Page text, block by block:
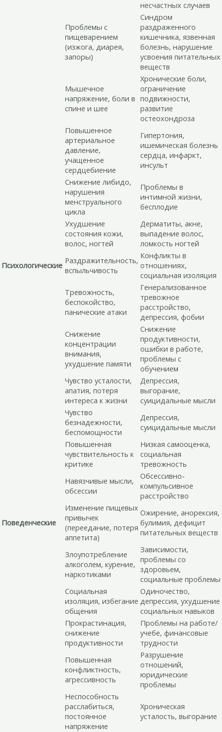
несчастных случаев
Проблемы с
пищеварением
(изжога, диарея,
запоры)
Синдром
раздраженного
кишечника, язвенная
болезнь, нарушение
усвоения питательных
веществ
Мышечное
напряжение, боли в
спине и шее
Хронические боли,
ограничение
подвижности,
развитие
остеохондроза
Повышенное
артериальное
давление,
учащенное
сердцебиение
Гипертония,
ишемическая болезнь
сердца, инфаркт,
инсульт
Снижение либидо,
нарушения
менструального
цикла
Проблемы в
интимной жизни,
бесплодие
Ухудшение
состояния кожи,
волос, ногтей
Дерматиты, акне,
выпадение волос,
ломкость ногтей
Психологические Раздражительность,
вспыльчивость
Конфликты в
отношениях,
социальная изоляция
Тревожность,
беспокойство,
панические атаки
Генерализованное
тревожное
расстройство,
депрессия, фобии
Снижение
концентрации
внимания,
ухудшение памяти
Снижение
продуктивности,
ошибки в работе,
проблемы с
обучением
Чувство усталости,
апатия, потеря
интереса к жизни
Депрессия,
выгорание,
суицидальные мысли
Чувство
безнадежности,
беспомощности
Депрессия,
суицидальные мысли
Повышенная
чувствительность к
критике
Низкая самооценка,
социальная
тревожность
Навязчивые мысли,
обсессии
Обсессивно-
компульсивное
расстройство
Поведенческие
Изменение пищевых
привычек
(переедание, потеря
аппетита)
Ожирение, анорексия,
булимия, дефицит
питательных веществ
Злоупотребление
алкоголем, курение,
наркотиками
Зависимости,
проблемы со
здоровьем,
социальные проблемы
Социальная
изоляция, избегание
общения
Одиночество,
депрессия, ухудшение
социальных навыков
Прокрастинация,
снижение
продуктивности
Проблемы на работе/
учебе, финансовые
трудности
Повышенная
конфликтность,
агрессивность
Разрушение
отношений,
юридические
проблемы
Неспособность
расслабиться,
постоянное
напряжение
Хроническая
усталость, выгорание